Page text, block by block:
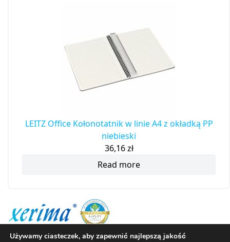
LEITZ Office Kołonotatnik w linie A4 z okładką PP
niebieski
36,16zł
Read more
Informacje o zamówieniu
Używamy ciasteczek, aby zapewnić najlepszą jakość